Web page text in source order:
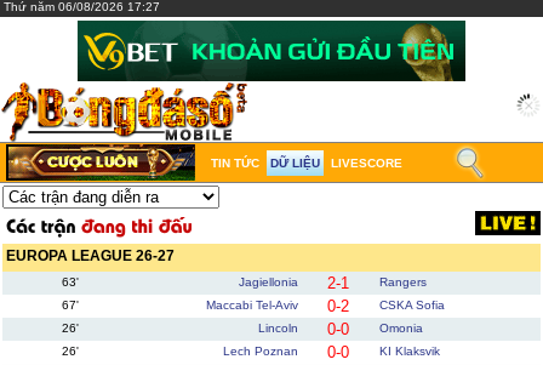
Thứ năm 06/08/2026 17:27
TIN TỨC DỮ LIỆU LIVESCORE
EUROPA LEAGUE 26-27
63' Jagiellonia 2-1
Rangers
67'
Maccabi Tel-Aviv 0-2
CSKA Sofia
26'
Lincoln 0-0
Omonia
26'
Lech Poznan 0-0
KI Klaksvik